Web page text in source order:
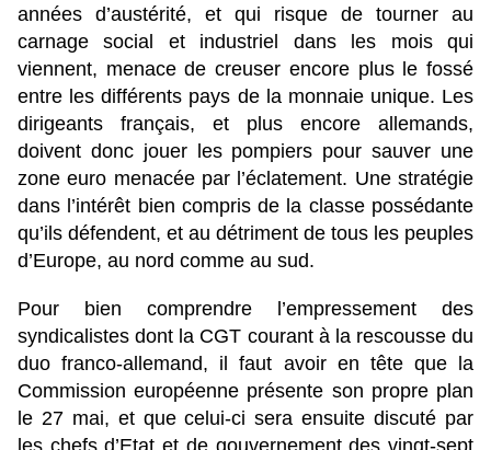
années d’austérité, et qui risque de tourner au
carnage social et industriel dans les mois qui
viennent, menace de creuser encore plus le fossé
entre les différents pays de la monnaie unique. Les
dirigeants français, et plus encore allemands,
doivent donc jouer les pompiers pour sauver une
zone euro menacée par l’éclatement. Une stratégie
dans l’intérêt bien compris de la classe possédante
qu’ils défendent, et au détriment de tous les peuples
d’Europe, au nord comme au sud.
Pour bien comprendre l’empressement des
syndicalistes dont la CGT courant à la rescousse du
duo franco-allemand, il faut avoir en tête que la
Commission européenne présente son propre plan
le 27 mai, et que celui-ci sera ensuite discuté par